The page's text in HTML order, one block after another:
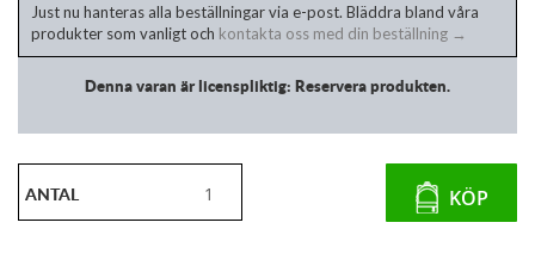
Just nu hanteras alla beställningar via e-post. Bläddra bland våra
produkter som vanligt och kontakta oss med din beställning →
Denna varan är licenspliktig: Reservera produkten.
ANTAL KÖP